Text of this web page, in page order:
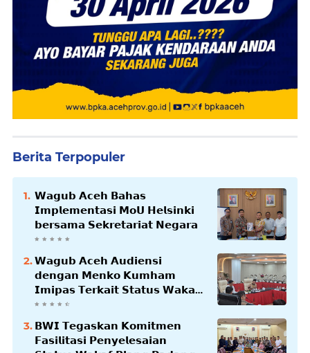
Berita Terpopuler
𝗪𝗮𝗴𝘂𝗯 𝗔𝗰𝗲𝗵 𝗕𝗮𝗵𝗮𝘀
𝗜𝗺𝗽𝗹𝗲𝗺𝗲𝗻𝘁𝗮𝘀𝗶 𝗠𝗼𝗨 𝗛𝗲𝗹𝘀𝗶𝗻𝗸𝗶
𝗯𝗲𝗿𝘀𝗮𝗺𝗮 𝗦𝗲𝗸𝗿𝗲𝘁𝗮𝗿𝗶𝗮𝘁 𝗡𝗲𝗴𝗮𝗿𝗮
𝗪𝗮𝗴𝘂𝗯 𝗔𝗰𝗲𝗵 𝗔𝘂𝗱𝗶𝗲𝗻𝘀𝗶
𝗱𝗲𝗻𝗴𝗮𝗻 𝗠𝗲𝗻𝗸𝗼 𝗞𝘂𝗺𝗵𝗮𝗺
𝗜𝗺𝗶𝗽𝗮𝘀 𝗧𝗲𝗿𝗸𝗮𝗶𝘁 𝗦𝘁𝗮𝘁𝘂𝘀 𝗪𝗮𝗸𝗮𝗳
𝗕𝗹𝗮𝗻𝗴𝗽𝗮𝗱𝗮𝗻𝗴
𝗕𝗪𝗜 𝗧𝗲𝗴𝗮𝘀𝗸𝗮𝗻 𝗞𝗼𝗺𝗶𝘁𝗺𝗲𝗻
𝗙𝗮𝘀𝗶𝗹𝗶𝘁𝗮𝘀𝗶 𝗣𝗲𝗻𝘆𝗲𝗹𝗲𝘀𝗮𝗶𝗮𝗻